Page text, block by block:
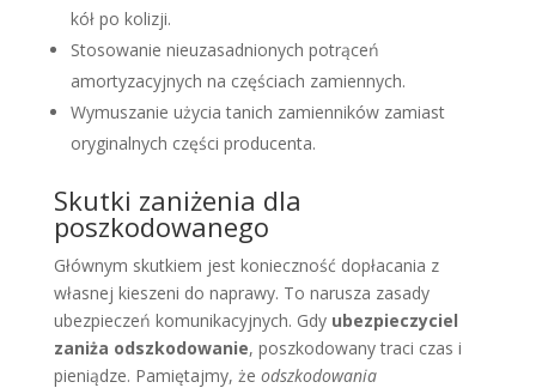
kół po kolizji.
Stosowanie nieuzasadnionych potrąceń
amortyzacyjnych na częściach zamiennych.
Wymuszanie użycia tanich zamienników zamiast
oryginalnych części producenta.
Skutki zaniżenia dla
poszkodowanego
Głównym skutkiem jest konieczność dopłacania z
własnej kieszeni do naprawy. To narusza zasady
ubezpieczeń komunikacyjnych. Gdy ubezpieczyciel
zaniża odszkodowanie, poszkodowany traci czas i
pieniądze. Pamiętajmy, że odszkodowania